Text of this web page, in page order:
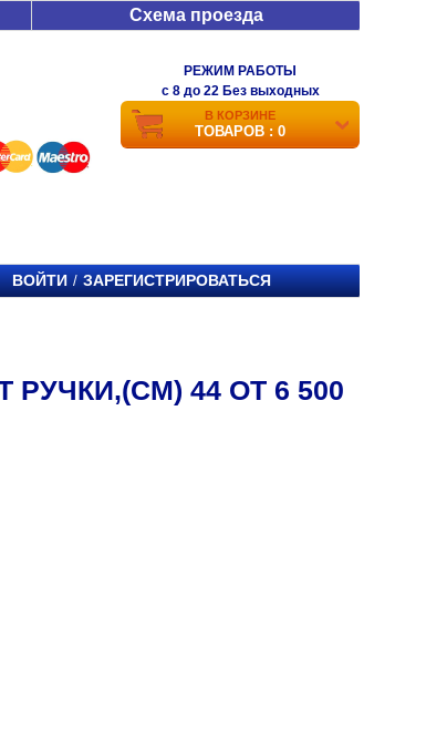
Схема проезда
РЕЖИМ РАБОТЫ
c 8 до 22 Без выходных
В КОРЗИНЕ
ТОВАРОВ : 0
ВОЙТИ / ЗАРЕГИСТРИРОВАТЬСЯ
44 ОТ 6 500